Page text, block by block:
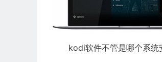
kodi软件不管是哪个系统